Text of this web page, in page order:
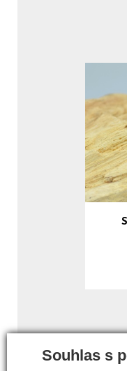
Souhlas s